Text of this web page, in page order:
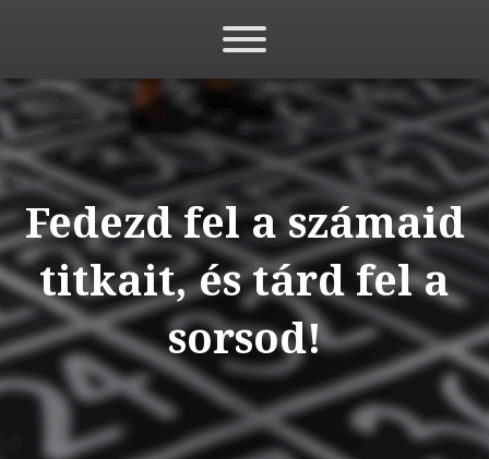
Fedezd fel a számaid
titkait, és tárd fel a
sorsod!